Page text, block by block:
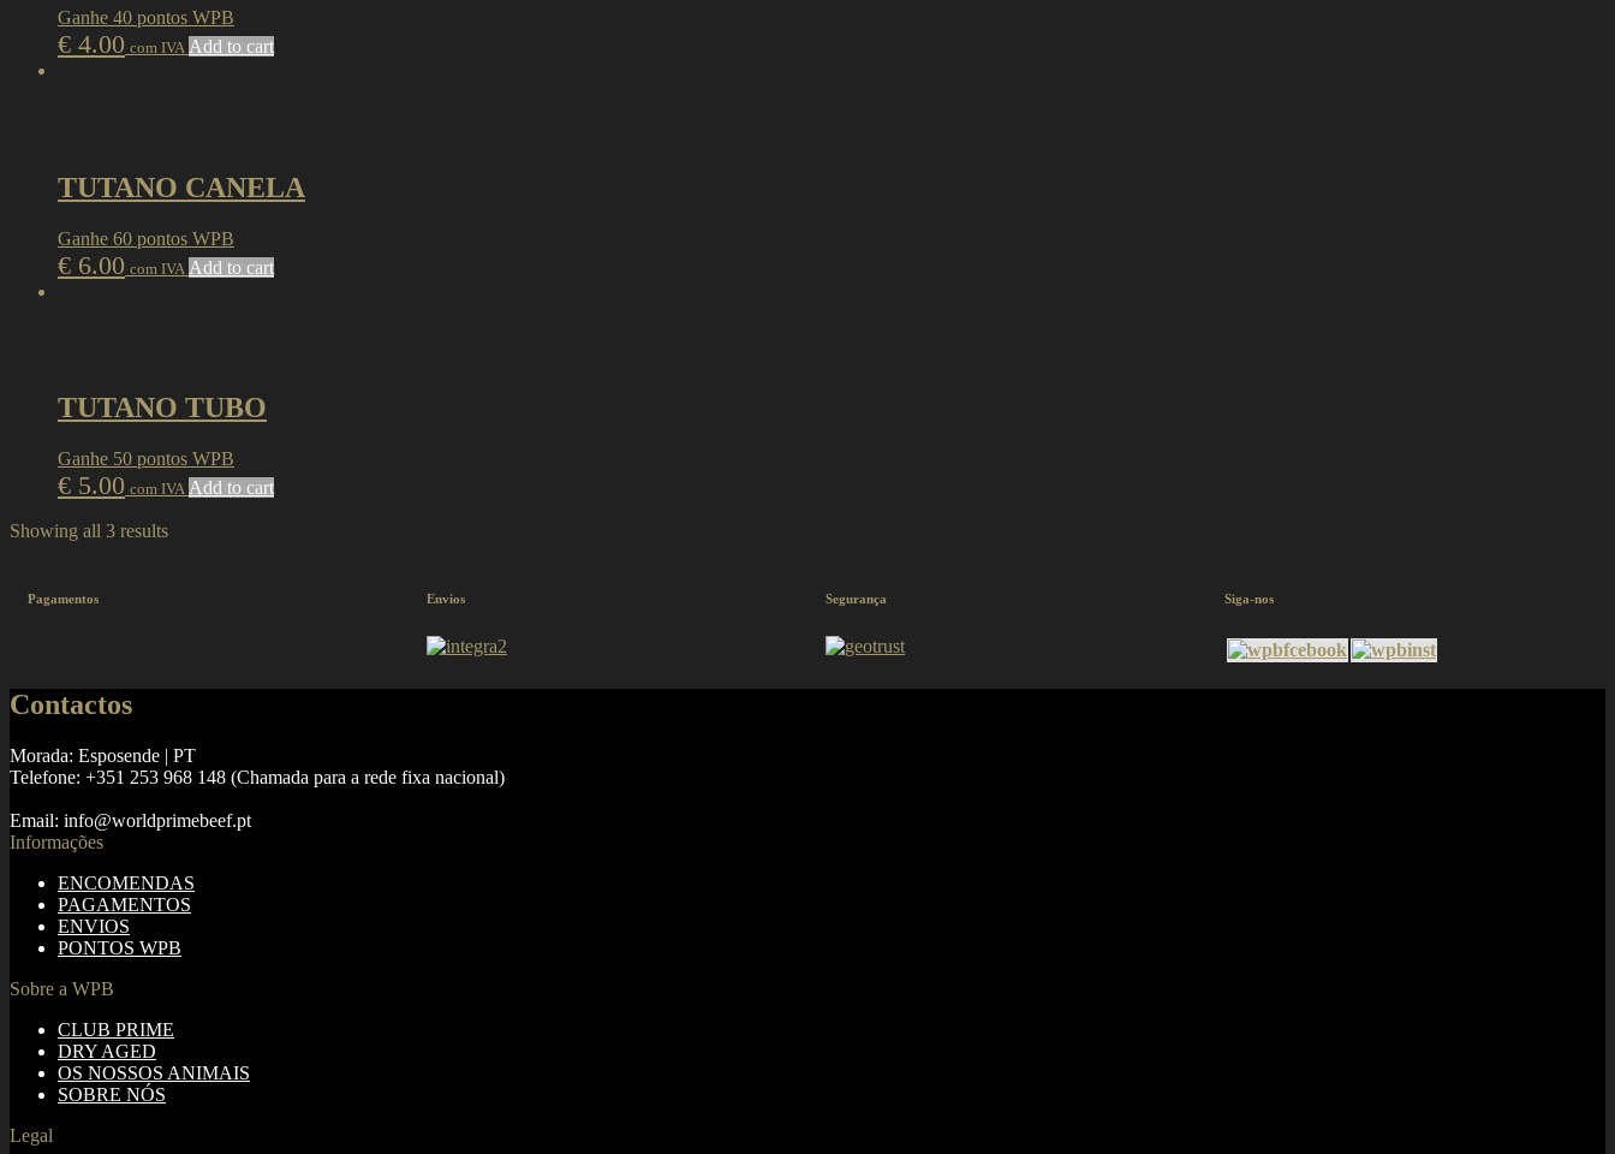
Ganhe 40 pontos WPB
€ 4.00 com IVA Add to cart
TUTANO CANELA
Ganhe 60 pontos WPB
€ 6.00 com IVA Add to cart
TUTANO TUBO
Ganhe 50 pontos WPB
€ 5.00 com IVA Add to cart
Showing all 3 results
Pagamentos Envios Segurança Siga-nos
Contactos
Morada: Esposende | PT
Telefone: +351 253 968 148 (Chamada para a rede fixa nacional)
Email: info@worldprimebeef.pt
Informações
ENCOMENDAS
PAGAMENTOS
ENVIOS
PONTOS WPB
Sobre a WPB
CLUB PRIME
DRY AGED
OS NOSSOS ANIMAIS
SOBRE NÓS
Legal